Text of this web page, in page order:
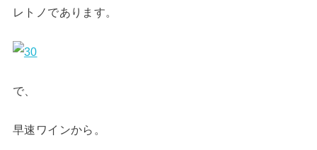
レトノであります。
で、
早速ワインから。